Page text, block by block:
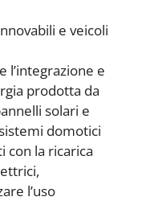
e veicoli
l’integrazione e
prodotta da
solari e
domotici
con la ricarica
l’uso